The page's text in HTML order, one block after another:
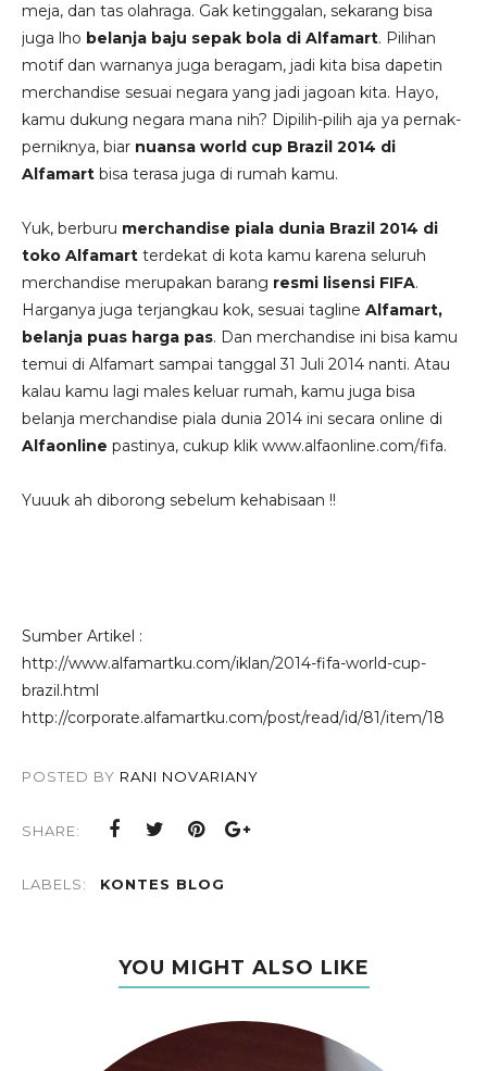
meja, dan tas olahraga. Gak ketinggalan, sekarang bisa
juga lho belanja baju sepak bola di Alfamart. Pilihan
motif dan warnanya juga beragam, jadi kita bisa dapetin
merchandise sesuai negara yang jadi jagoan kita. Hayo,
kamu dukung negara mana nih? Dipilih-pilih aja ya pernak-
perniknya, biar nuansa world cup Brazil 2014 di
Alfamart bisa terasa juga di rumah kamu.
Yuk, berburu merchandise piala dunia Brazil 2014 di
toko Alfamart terdekat di kota kamu karena seluruh
merchandise merupakan barang resmi lisensi FIFA.
Harganya juga terjangkau kok, sesuai tagline Alfamart,
belanja puas harga pas. Dan merchandise ini bisa kamu
temui di Alfamart sampai tanggal 31 Juli 2014 nanti. Atau
kalau kamu lagi males keluar rumah, kamu juga bisa
belanja merchandise piala dunia 2014 ini secara online di
Alfaonline pastinya, cukup klik www.alfaonline.com/fifa.
Yuuuk ah diborong sebelum kehabisaan !!
Sumber Artikel :
http://www.alfamartku.com/iklan/2014-fifa-world-cup-
brazil.html
http://corporate.alfamartku.com/post/read/id/81/item/18
POSTED BY RANI NOVARIANY
SHARE:
LABELS: KONTES BLOG
YOU MIGHT ALSO LIKE